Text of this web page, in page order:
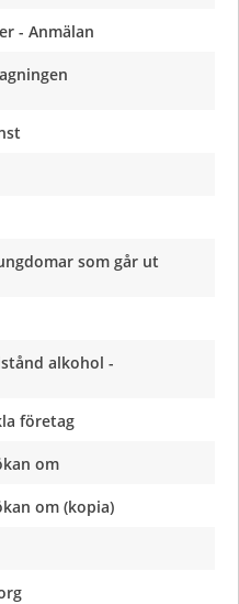
- Anmälan
som går ut
alkohol -
företag
om
om (kopia)